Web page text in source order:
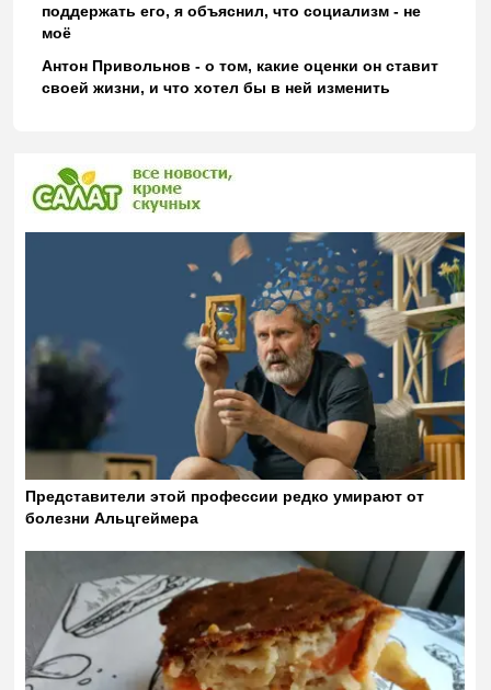
поддержать его, я объяснил, что социализм - не
моё
Антон Привольнов - о том, какие оценки он ставит
своей жизни, и что хотел бы в ней изменить